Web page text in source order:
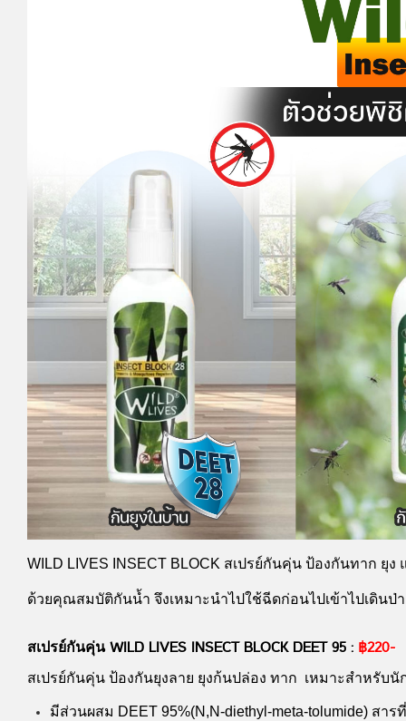
WILD LIVES INSECT BLOCK สเปรย์กันคุ่น ป้องกันทาก ยุ
ด้วยคุณสมบัติกันน้ำ จึงเหมาะนำไปใช้ฉีดก่อนไปเข้าไปเดินป่
สเปรย์กันคุ่น WILD LIVES INSECT BLOCK DEET 95 : ฿220-
สเปรย์กันคุ่น ป้องกันยุงลาย ยุงก้นปล่อง ทาก เหมาะสำหรับ
มีส่วนผสม DEET 95%(N,N-diethyl-meta-tolumide) สา